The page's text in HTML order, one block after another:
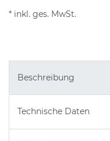
* inkl. ges. MwSt.
Beschreibung
Technische Daten